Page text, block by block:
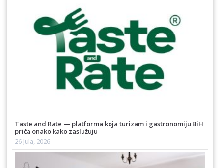
Taste and Rate — platforma koja turizam i gastronomiju BiH
priča onako kako zaslužuju
26 Jula, 2026